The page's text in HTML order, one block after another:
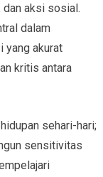
aksi sosial.
dalam
yang akurat
kritis antara
sehari-hari;
sensitivitas